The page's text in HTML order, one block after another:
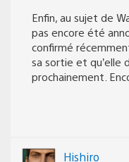
Enfin, au sujet de
pas encore été
confirmé
sa sortie et qu’elle
prochainement.
Hishiro